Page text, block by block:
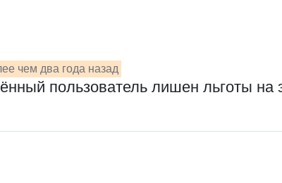
чем два года назад
пользователь лишен льготы на